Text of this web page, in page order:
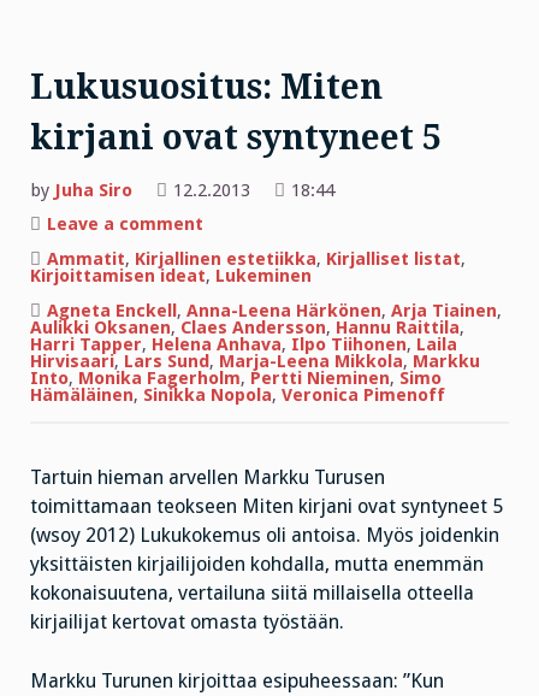
Lukusuositus: Miten
kirjani ovat syntyneet 5
by Juha Siro 12.2.2013
18:44
Leave a comment
Miten
kirjani
ovat
syntyneet
5
Ammatit, Kirjallinen estetiikka, Kirjalliset listat,
Kirjoittamisen ideat, Lukeminen
Agneta Enckell, Anna-Leena Härkönen, Arja Tiainen,
Aulikki Oksanen, Claes Andersson, Hannu Raittila,
Harri Tapper, Helena Anhava, Ilpo Tiihonen, Laila
Hirvisaari, Lars Sund, Marja-Leena Mikkola, Markku
Into, Monika Fagerholm, Pertti Nieminen, Simo
Hämäläinen, Sinikka Nopola, Veronica Pimenoff
Tartuin hieman arvellen Markku Turusen
toimittamaan teokseen Miten kirjani ovat syntyneet 5
(wsoy 2012) Lukukokemus oli antoisa. Myös joidenkin
yksittäisten kirjailijoiden kohdalla, mutta enemmän
kokonaisuutena, vertailuna siitä millaisella otteella
kirjailijat kertovat omasta työstään.
Markku Turunen kirjoittaa esipuheessaan: ”Kun